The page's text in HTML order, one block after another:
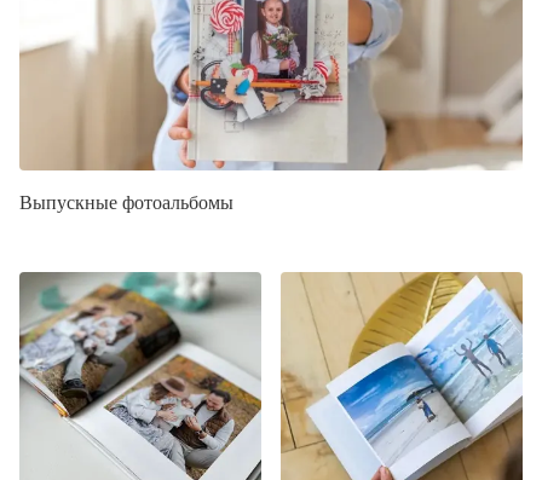
Выпускные фотоальбомы